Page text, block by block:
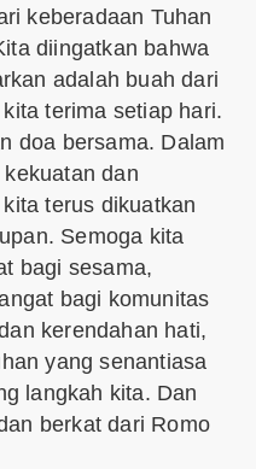
keberadaan Tuhan
diingatkan bahwa
adalah buah dari
terima setiap hari.
doa bersama. Dalam
dan
terus dikuatkan
Semoga kita
bagi sesama,
bagi komunitas
kerendahan hati,
yang senantiasa
langkah kita. Dan
berkat dari Romo